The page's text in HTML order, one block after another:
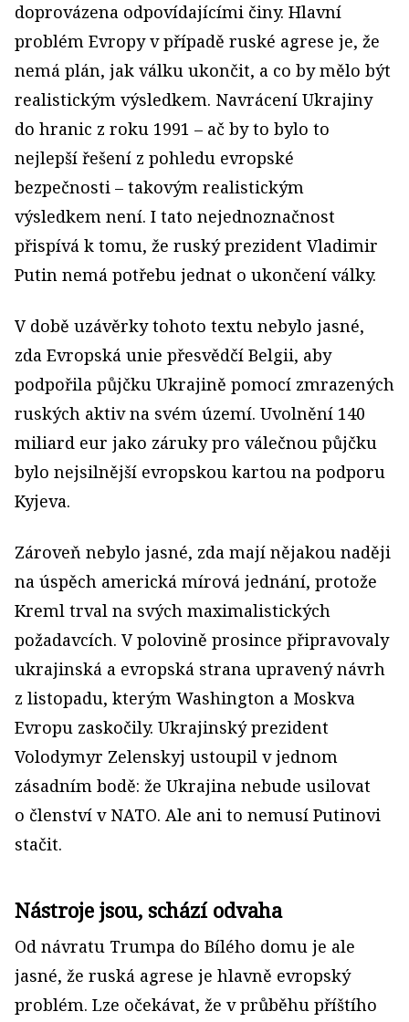
doprovázena odpovídajícími činy. Hlavní
problém Evropy v případě ruské agrese je, že
nemá plán, jak válku ukončit, a co by mělo být
realistickým výsledkem. Navrácení Ukrajiny
do hranic z roku 1991 – ač by to bylo to
nejlepší řešení z pohledu evropské
bezpečnosti – takovým realistickým
výsledkem není. I tato nejednoznačnost
přispívá k tomu, že ruský prezident Vladimir
Putin nemá potřebu jednat o ukončení války.
V době uzávěrky tohoto textu nebylo jasné,
zda Evropská unie přesvědčí Belgii, aby
podpořila půjčku Ukrajině pomocí zmrazených
ruských aktiv na svém území. Uvolnění 140
miliard eur jako záruky pro válečnou půjčku
bylo nejsilnější evropskou kartou na podporu
Kyjeva.
Zároveň nebylo jasné, zda mají nějakou naději
na úspěch americká mírová jednání, protože
Kreml trval na svých maximalistických
požadavcích. V polovině prosince připravovaly
ukrajinská a evropská strana upravený návrh
z listopadu, kterým Washington a Moskva
Evropu zaskočily. Ukrajinský prezident
Volodymyr Zelenskyj ustoupil v jednom
zásadním bodě: že Ukrajina nebude usilovat
o členství v NATO. Ale ani to nemusí Putinovi
stačit.
Nástroje jsou, schází odvaha
Od návratu Trumpa do Bílého domu je ale
jasné, že ruská agrese je hlavně evropský
problém. Lze očekávat, že v průběhu příštího